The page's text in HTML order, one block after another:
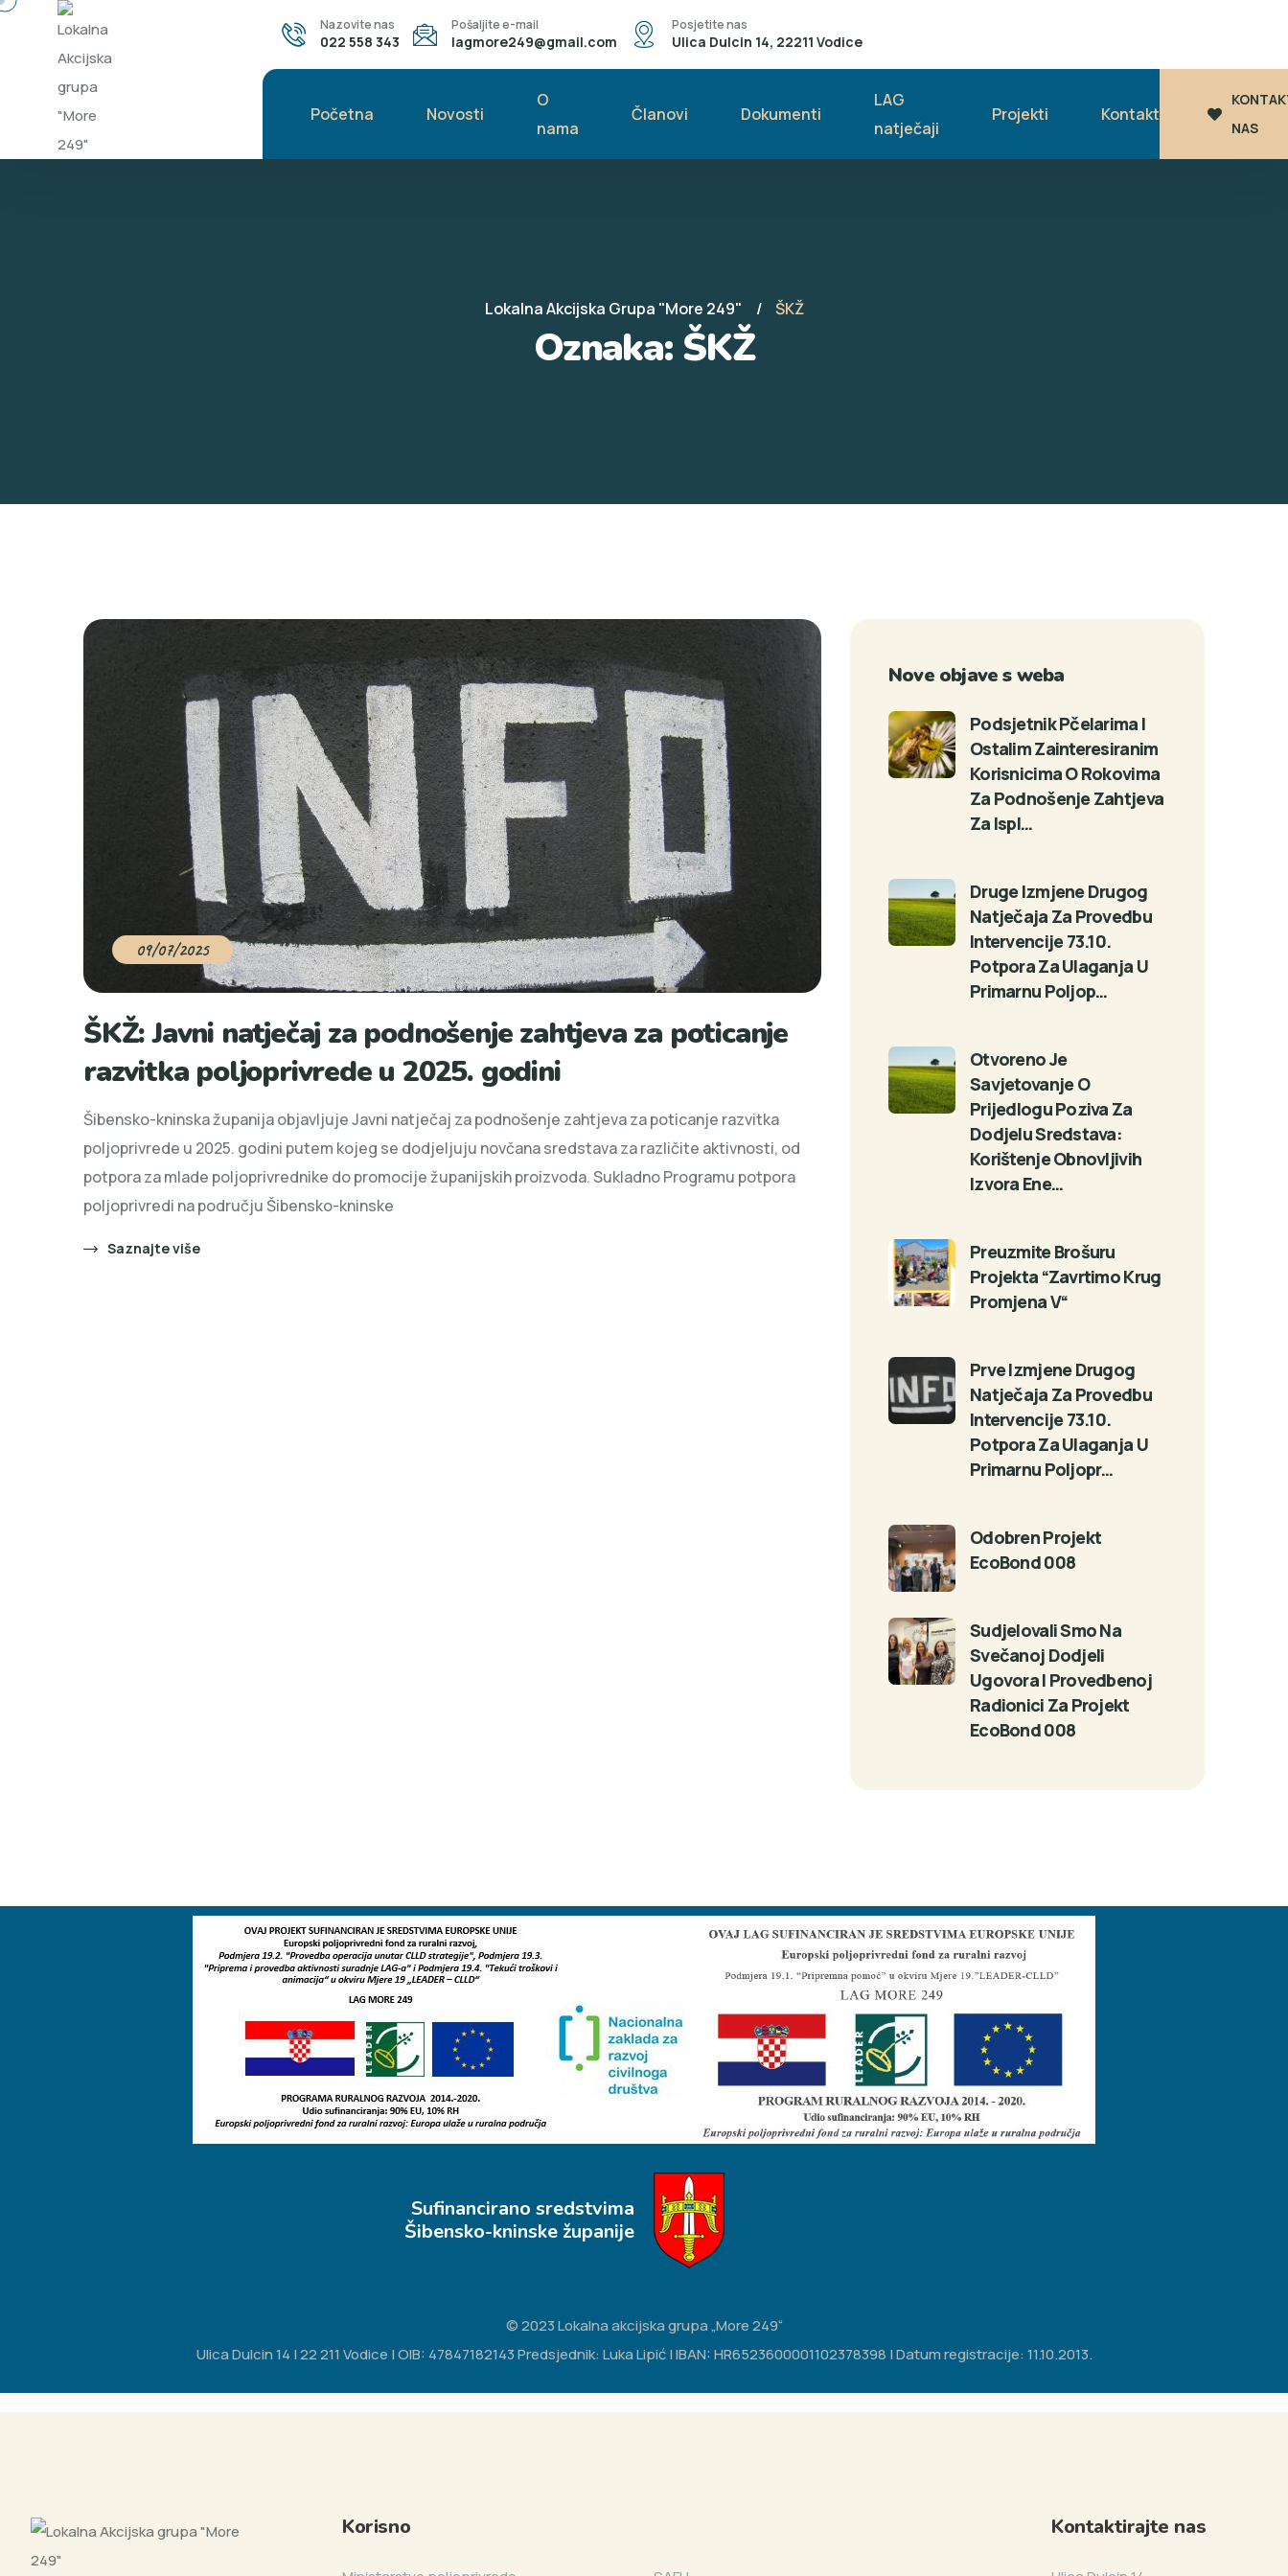
Nazovite nas
022 558 343
Pošaljite e-mail
lagmore249@gmail.com
Posjetite nas
Ulica Dulcin 14, 22211 Vodice
Početna Novosti
O
nama
Članovi Dokumenti
LAG
natječaji
Projekti Kontakt
NAS
Lokalna Akcijska Grupa "More 249" ŠKŽ
Oznaka: ŠKŽ
09/07/2025
ŠKŽ: Javni natječaj za podnošenje zahtjeva za poticanje
razvitka poljoprivrede u 2025. godini
Šibensko-kninska županija objavljuje Javni natječaj za podnošenje zahtjeva za poticanje razvitka
poljoprivrede u 2025. godini putem kojeg se dodjeljuju novčana sredstava za različite aktivnosti, od
potpora za mlade poljoprivrednike do promocije županijskih proizvoda. Sukladno Programu potpora
poljoprivredi na području Šibensko-kninske
Saznajte više
Nove objave s weba
Podsjetnik Pčelarima I
Ostalim Zainteresiranim
Korisnicima O Rokovima
Za Podnošenje Zahtjeva
Za Ispl…
Druge Izmjene Drugog
Natječaja Za Provedbu
Intervencije 73.10.
Potpora Za Ulaganja U
Primarnu Poljop…
Otvoreno Je
Savjetovanje O
Prijedlogu Poziva Za
Dodjelu Sredstava:
Korištenje Obnovljivih
Izvora Ene…
Preuzmite Brošuru
Projekta “Zavrtimo Krug
Promjena V“
Prve Izmjene Drugog
Natječaja Za Provedbu
Intervencije 73.10.
Potpora Za Ulaganja U
Primarnu Poljopr…
Odobren Projekt
EcoBond 008
Sudjelovali Smo Na
Svečanoj Dodjeli
Ugovora I Provedbenoj
Radionici Za Projekt
EcoBond 008
Sufinancirano sredstvima
Šibensko-kninske županije
© 2023 Lokalna akcijska grupa „More 249“
Ulica Dulcin 14 | 22 211 Vodice | OIB: 47847182143 Predsjednik: Luka Lipić | IBAN: HR6523600001102378398 | Datum registracije: 11.10.2013.
Korisno Kontaktirajte nas